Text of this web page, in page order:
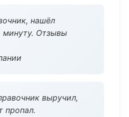
нашёл
минуту. Отзывы
выручил,
пропал.